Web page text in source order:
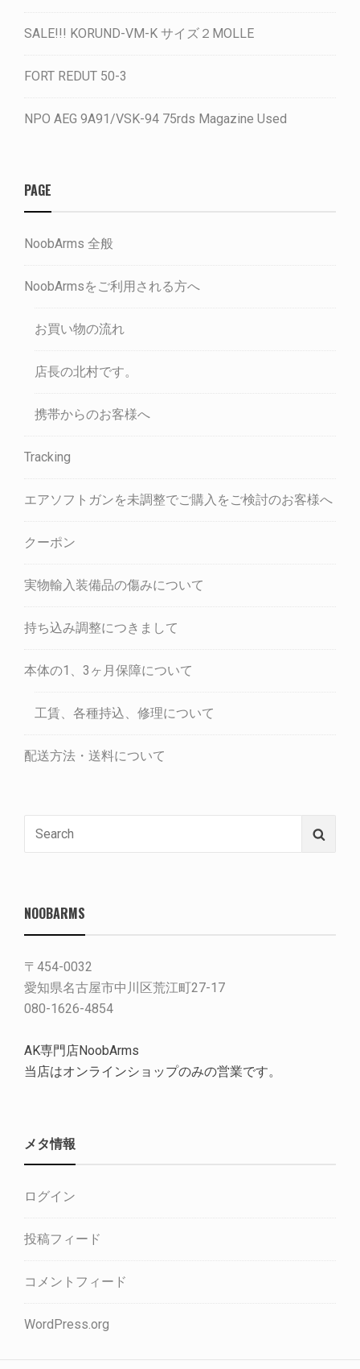
SALE!!! KORUND-VM-K サイズ２MOLLE
FORT REDUT 50-3
NPO AEG 9A91/VSK-94 75rds Magazine Used
PAGE
NoobArms 全般
NoobArmsをご利用される方へ
お買い物の流れ
店長の北村です。
携帯からのお客様へ
Tracking
エアソフトガンを未調整でご購入をご検討のお客様へ
クーポン
実物輸入装備品の傷みについて
持ち込み調整につきまして
本体の1、3ヶ月保障について
工賃、各種持込、修理について
配送方法・送料について
NOOBARMS
〒454-0032
愛知県名古屋市中川区荒江町27-17
080-1626-4854
AK専門店NoobArms
当店はオンラインショップのみの営業です。
メタ情報
ログイン
投稿フィード
コメントフィード
WordPress.org